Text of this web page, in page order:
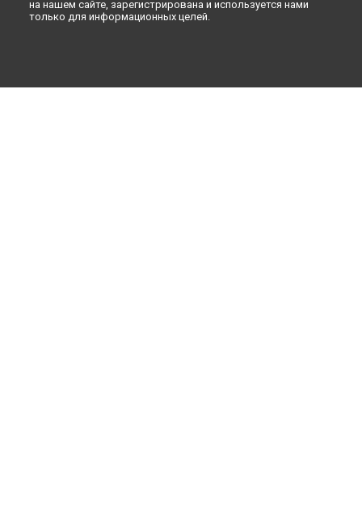
на нашем сайте, зарегистрирована и используется нами
только для информационных целей.